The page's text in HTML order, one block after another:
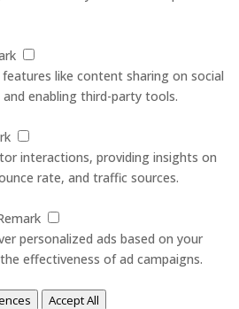
like content sharing on social
enabling third-party tools.
interactions, providing insights on
rate, and traffic sources.
personalized ads based on your
effectiveness of ad campaigns.
Accept All